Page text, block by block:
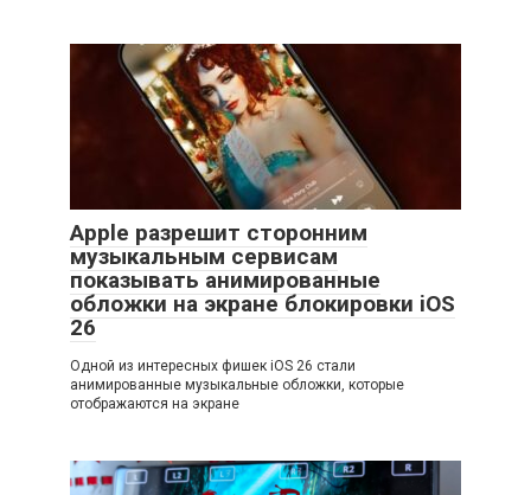
Apple разрешит сторонним
музыкальным сервисам
показывать анимированные
обложки на экране блокировки iOS
26
Одной из интересных фишек iOS 26 стали
анимированные музыкальные обложки, которые
отображаются на экране